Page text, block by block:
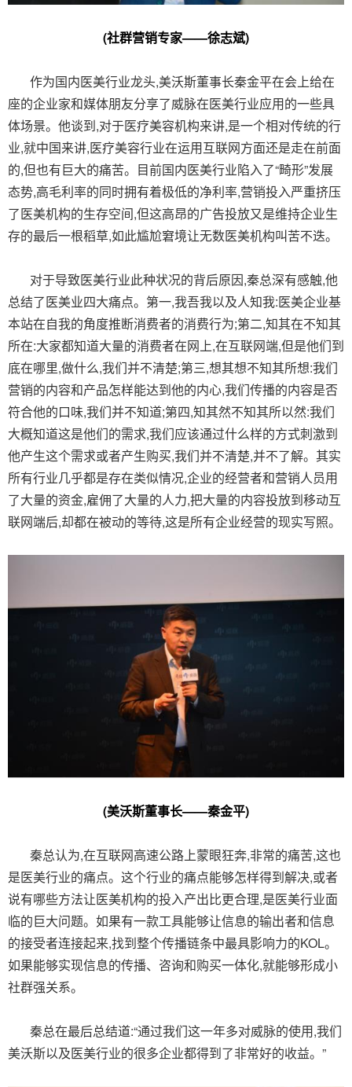
(社群营销专家——徐志斌)
作为国内医美行业龙头,美沃斯董事长秦金平在会上给在
座的企业家和媒体朋友分享了威脉在医美行业应用的一些具
体场景。他谈到,对于医疗美容机构来讲,是一个相对传统的行
业,就中国来讲,医疗美容行业在运用互联网方面还是走在前面
的,但也有巨大的痛苦。目前国内医美行业陷入了“畸形”发展
态势,高毛利率的同时拥有着极低的净利率,营销投入严重挤压
了医美机构的生存空间,但这高昂的广告投放又是维持企业生
存的最后一根稻草,如此尴尬窘境让无数医美机构叫苦不迭。
对于导致医美行业此种状况的背后原因,秦总深有感触,他
总结了医美业四大痛点。第一,我吾我以及人知我:医美企业基
本站在自我的角度推断消费者的消费行为;第二,知其在不知其
所在:大家都知道大量的消费者在网上,在互联网端,但是他们到
底在哪里,做什么,我们并不清楚;第三,想其想不知其所想:我们
营销的内容和产品怎样能达到他的内心,我们传播的内容是否
符合他的口味,我们并不知道;第四,知其然不知其所以然:我们
大概知道这是他们的需求,我们应该通过什么样的方式刺激到
他产生这个需求或者产生购买,我们并不清楚,并不了解。其实
所有行业几乎都是存在类似情况,企业的经营者和营销人员用
了大量的资金,雇佣了大量的人力,把大量的内容投放到移动互
联网端后,却都在被动的等待,这是所有企业经营的现实写照。
(美沃斯董事长——秦金平)
秦总认为,在互联网高速公路上蒙眼狂奔,非常的痛苦,这也
是医美行业的痛点。这个行业的痛点能够怎样得到解决,或者
说有哪些方法让医美机构的投入产出比更合理,是医美行业面
临的巨大问题。如果有一款工具能够让信息的输出者和信息
的接受者连接起来,找到整个传播链条中最具影响力的KOL。
如果能够实现信息的传播、咨询和购买一体化,就能够形成小
社群强关系。
秦总在最后总结道:“通过我们这一年多对威脉的使用,我们
美沃斯以及医美行业的很多企业都得到了非常好的收益。”